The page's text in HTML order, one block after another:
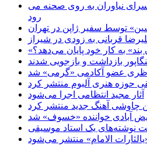
نیاوران به روی صحنه می
رود
توسط سفیر ژاپن در تهران
قربانی به زودی در شیراز
بند» به کار خود پایان می‌دهد؟
بازداشت و بازجویی شدند
عضو آکادمی «گرمی» شد
حوزه هنری آلبوم منتشر کرد
آثار مجید انتظامی اجرا می‌شود
آهنگ جدید منتشر کرد
آبادی خواننده «خسوف» شد
نُت نوشته‌های یک استاد موسیقی
«یالثارات الامام» منتشر می‌شود